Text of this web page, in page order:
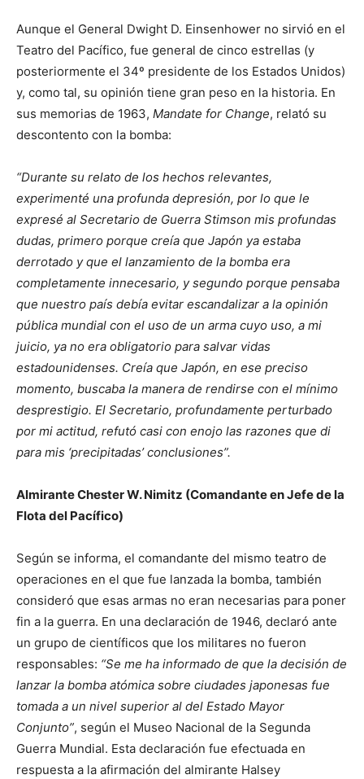
Aunque el General Dwight D. Einsenhower no sirvió en el
Teatro del Pacífico, fue general de cinco estrellas (y
posteriormente el 34º presidente de los Estados Unidos)
y, como tal, su opinión tiene gran peso en la historia. En
sus memorias de 1963, Mandate for Change, relató su
descontento con la bomba:
“Durante su relato de los hechos relevantes,
experimenté una profunda depresión, por lo que le
expresé al Secretario de Guerra Stimson mis profundas
dudas, primero porque creía que Japón ya estaba
derrotado y que el lanzamiento de la bomba era
completamente innecesario, y segundo porque pensaba
que nuestro país debía evitar escandalizar a la opinión
pública mundial con el uso de un arma cuyo uso, a mi
juicio, ya no era obligatorio para salvar vidas
estadounidenses. Creía que Japón, en ese preciso
momento, buscaba la manera de rendirse con el mínimo
desprestigio. El Secretario, profundamente perturbado
por mi actitud, refutó casi con enojo las razones que di
para mis ‘precipitadas’ conclusiones”.
Almirante Chester W. Nimitz (Comandante en Jefe de la
Flota del Pacífico)
Según se informa, el comandante del mismo teatro de
operaciones en el que fue lanzada la bomba, también
consideró que esas armas no eran necesarias para poner
fin a la guerra. En una declaración de 1946, declaró ante
un grupo de científicos que los militares no fueron
responsables: “Se me ha informado de que la decisión de
lanzar la bomba atómica sobre ciudades japonesas fue
tomada a un nivel superior al del Estado Mayor
Conjunto”, según el Museo Nacional de la Segunda
Guerra Mundial. Esta declaración fue efectuada en
respuesta a la afirmación del almirante Halsey